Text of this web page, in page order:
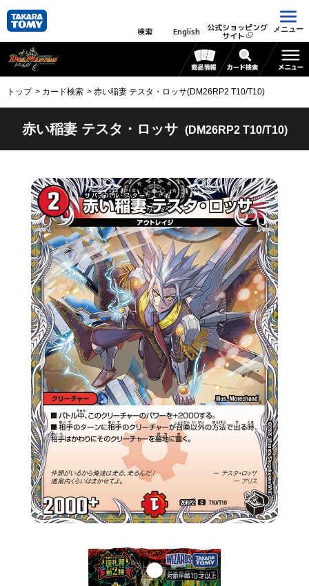
検索 English 公式ショッピング
サイト
メニュー
トップ カード検索 赤い稲妻 テスタ・ロッサ(DM26RP2 T10/T10)
赤い稲妻 テスタ・ロッサ (DM26RP2 T10/T10)